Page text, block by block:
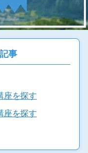
事
座を探す
座を探す